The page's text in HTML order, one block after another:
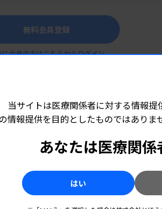
センター製剤三課）
詳細はこちら（外部リンク）
無料会員登録
に会員の方はこちらからログイン
当サイトは医療関係者に対する情報提
情報提供を目的としたものではありま
あなたは医療関係
はい